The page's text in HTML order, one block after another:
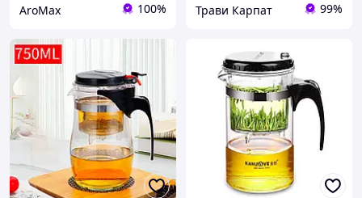
AroMax 100% Трави Карпат 99%